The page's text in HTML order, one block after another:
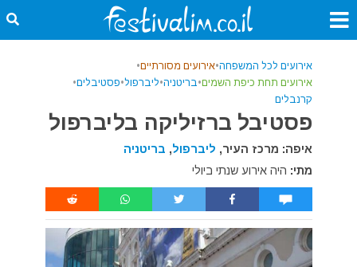
אירועים לכל המשפחה•אירועים מסורתיים•
אירועים תחת כיפת השמים•בריטניה•ליברפול•פסטיבלים•
קרנבלים
פסטיבל ברזיליקה בליברפול
איפה: מרכז העיר, ליברפול, בריטניה
מתי: היה אירוע שנתי ביולי